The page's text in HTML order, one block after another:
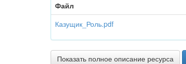
Файл
Казущик_Роль.pdf
Показать полное описание ресурса